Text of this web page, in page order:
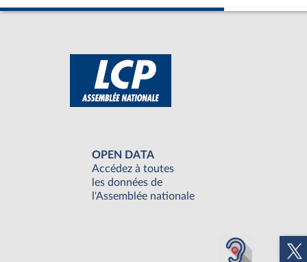
OPEN DATA
Accédez à toutes
les données de
l'Assemblée nationale